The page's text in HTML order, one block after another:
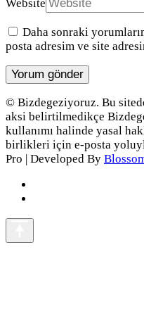
Website
Daha sonraki
posta adresim ve site
© Bizdegeziyoruz. Bu
aksi belirtilmedikçe
kullanımı halinde yasal
birlikleri için e-posta
Pro | Developed By